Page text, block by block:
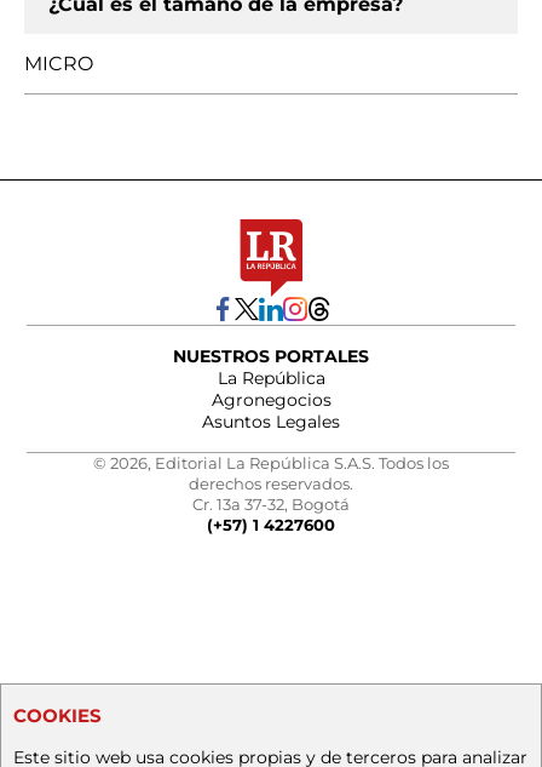
MICRO
NUESTROS PORTALES
La República
Agronegocios
Asuntos Legales
© 2026, Editorial La República S.A.S. Todos los
derechos reservados.
Cr. 13a 37-32, Bogotá
(+57) 1 4227600
COOKIES
Este sitio web usa cookies propias y de terceros para analizar